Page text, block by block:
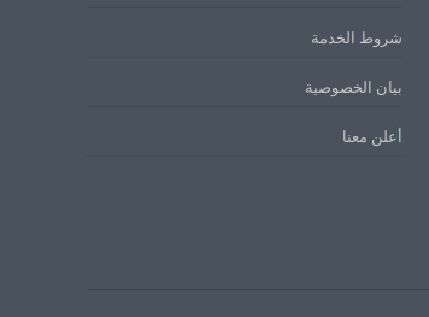
شروط الخدمة
بيان الخصوصية
أعلن معنا